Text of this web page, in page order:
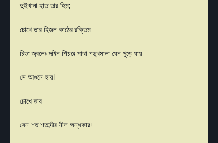
দুইখানাহাততারহিম;
চোখেতারহিজলকাঠেররক্তিম
চিতাজ্বলেঃদখিনশিয়রেমাথাশঙ্খমালাযেনপুড়েযায়
সেআগুনেহায়।
চোখেতার
যেনশতশতাব্দীরনীলঅন্ধকার!